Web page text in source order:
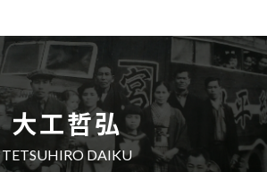
大工哲弘
TETSUHIRO DAIKU